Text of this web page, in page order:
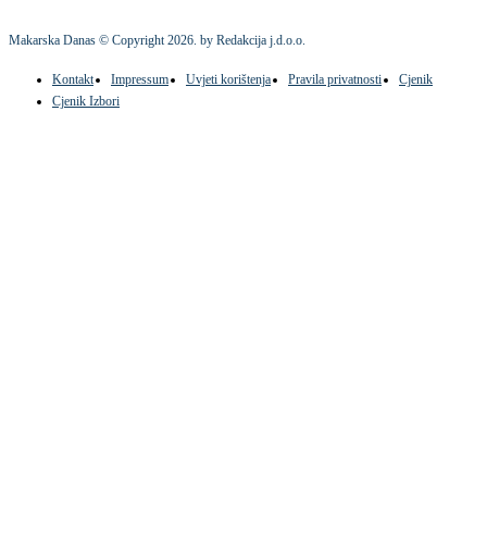
Makarska Danas © Copyright2026. by Redakcija j.d.o.o.
Kontakt Impressum Uvjeti korištenja Pravila privatnosti
Cjenik
Cjenik Izbori